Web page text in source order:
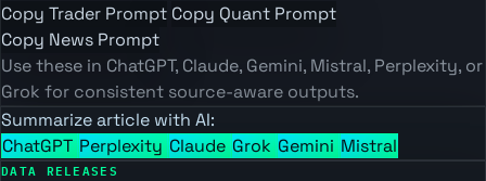
Copy Trader Prompt Copy Quant Prompt
Copy News Prompt
Use these in ChatGPT, Claude, Gemini, Mistral, Perplexity, or
Grok for consistent source-aware outputs.
Summarize article with AI:
ChatGPT Perplexity Claude GrokGemini Mistral
DATA RELEASES